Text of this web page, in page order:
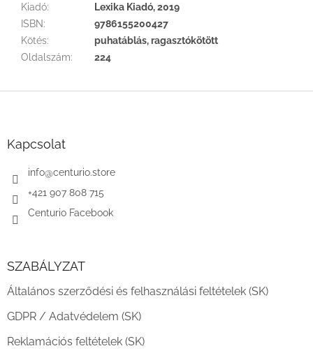
Kiadó:
Lexika Kiadó, 2019
ISBN:
9786155200427
Kötés:
puhatáblás, ragasztókötött
Oldalszám: 224
Kapcsolat
info@centurio.store
+421 907 808 715
Centurio Facebook
SZABÁLYZAT
Általános szerződési és felhasználási feltételek (SK)
GDPR / Adatvédelem (SK)
Reklamációs feltételek (SK)